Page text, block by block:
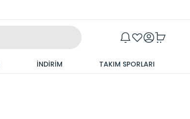
İNDİRİM TAKIM SPORLARI